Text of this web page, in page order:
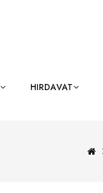
HIRDAVAT